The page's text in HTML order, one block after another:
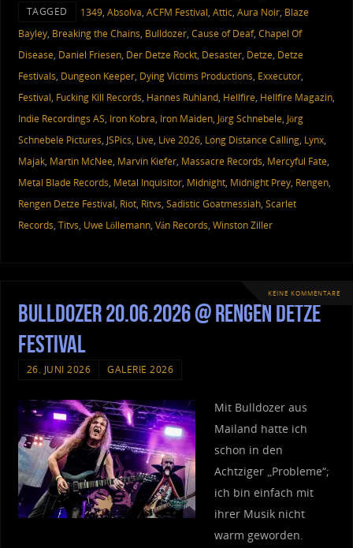
TAGGED 1349, Absolva, ACFM Festival, Attic, Aura Noir, Blaze
Bayley, Breaking the Chains, Bulldozer, Cause of Deaf, Chapel Of
Disease, Daniel Friesen, Der Detze Rockt, Desaster, Detze, Detze
Festivals, Dungeon Keeper, Dying Victims Productions, Exxecutor,
Festival, Fucking Kill Records, Hannes Ruhland, Hellfire, Hellfire Magazin,
Indie Recordings AS, Iron Kobra, Iron Maiden, Jörg Schnebele, Jörg
Schnebele Pictures, JSPics, Live, Live 2026, Long Distance Calling, Lynx,
Majak, Martin McNee, Marvin Kiefer, Massacre Records, Mercyful Fate,
Metal Blade Records, Metal Inquisitor, Midnight, Midnight Prey, Rengen,
Rengen Detze Festival, Riot, Ritvs, Sadistic Goatmessiah, Scarlet
Records, Titvs, Uwe Löllemann, Ván Records, Winston Ziller
KEINE KOMMENTARE
Bulldozer 20.06.2026 @ Rengen Detze
Festival
26. JUNI 2026 GALERIE 2026
Mit Bulldozer aus
Mailand hatte ich
schon in den
Achtziger „Probleme“;
ich bin einfach mit
ihrer Musik nicht
warm geworden.